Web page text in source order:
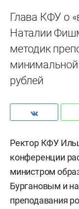
Глава КФУ о
Наталии
методик
минимальной
рублей
Ректор КФУ
конференции
министром
Бургановым и
преподавания